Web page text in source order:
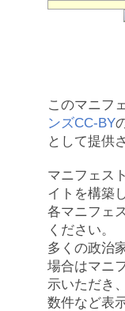
このマニフ
ンズCC-BY
として提供
マニフェス
イトを構築
各マニフェ
ください。
多くの政治
場合はマニ
示いただき、
数件など表